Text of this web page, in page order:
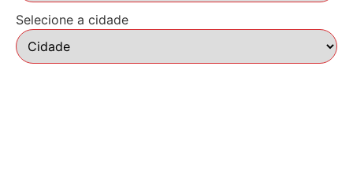
Selecione a cidade